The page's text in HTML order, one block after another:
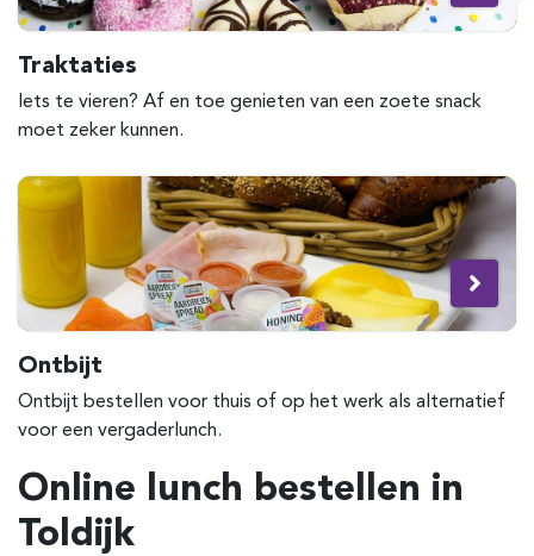
Traktaties
Iets te vieren? Af en toe genieten van een zoete snack
moet zeker kunnen.
Ontbijt
Ontbijt bestellen voor thuis of op het werk als alternatief
voor een vergaderlunch.
Online lunch bestellen in
Toldijk